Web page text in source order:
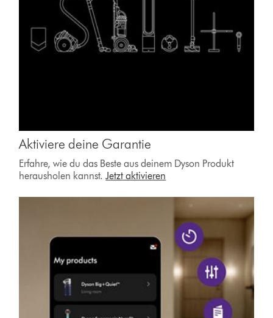
Aktiviere deine Garantie
Erfahre, wie du das Beste aus deinem Dyson Produkt
herausholen kannst.Jetzt aktivieren